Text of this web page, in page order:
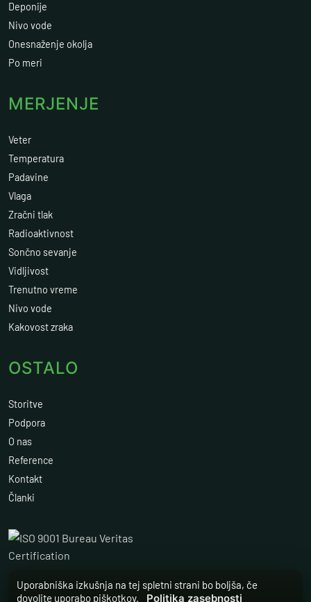
Uporabniška izkušnja na tej spletni strani bo boljša, če
dovolite uporabo piškotkov.
Politika zasebnosti
Deponije
Nivo vode
Onesnaženje okolja
Po meri
MERJENJE
Veter
Temperatura
Padavine
Vlaga
Zračni tlak
Radioaktivnost
Sončno sevanje
Vidljivost
Trenutno vreme
Nivo vode
Kakovost zraka
OSTALO
Storitve
Podpora
O nas
Reference
Kontakt
Članki